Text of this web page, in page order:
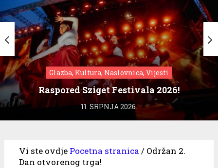
Glazba, Kultura, Naslovnica, Vijesti
Raspored Sziget Festivala 2026!
11. SRPNJA 2026.
Vi ste ovdje Pocetna stranica / Održan 2.
Dan otvorenog trga!